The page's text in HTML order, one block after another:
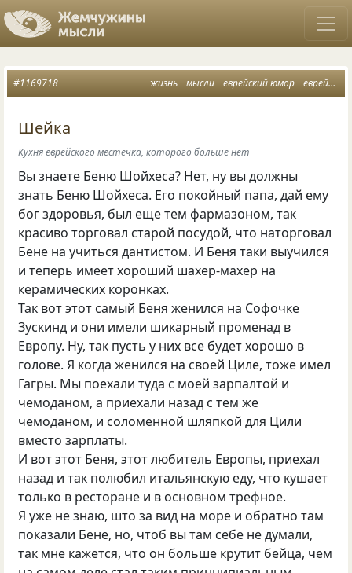
жизнь мысли еврейский юмор еврейская кухня
#1169718
Шейка
Кухня еврейского местечка, которого больше нет
Вы знаете Беню Шойхеса? Нет, ну вы должны
знать Беню Шойхеса. Его покойный папа, дай ему
бог здоровья, был еще тем фармазоном, так
красиво торговал старой посудой, что наторговал
Бене на учиться дантистом. И Беня таки выучился
и теперь имеет хороший шахер-махер на
керамических коронках.
Так вот этот самый Беня женился на Софочке
Зускинд и они имели шикарный променад в
Европу. Ну, так пусть у них все будет хорошо в
голове. Я когда женился на своей Циле, тоже имел
Гагры. Мы поехали туда с моей зарпалтой и
чемоданом, а приехали назад с тем же
чемоданом, и соломенной шляпкой для Цили
вместо зарплаты.
И вот этот Беня, этот любитель Европы, приехал
назад и так полюбил итальянскую еду, что кушает
только в ресторане и в основном трефное.
Я уже не знаю, што за вид на море и обратно там
показали Бене, но, чтоб вы там себе не думали,
так мне кажется, что он больше крутит бейца, чем